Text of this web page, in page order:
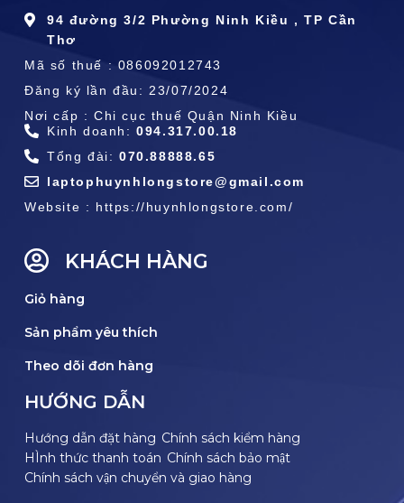
94 đường 3/2 Phường Ninh Kiều , TP Cần
Thơ
Mã số thuế : 086092012743
Đăng ký lần đầu: 23/07/2024
Nơi cấp : Chi cục thuế Quận Ninh Kiều
Kinh doanh:094.317.00.18
Tổng đài: 070.88888.65
laptophuynhlongstore@gmail.com
Website : https://huynhlongstore.com/
KHÁCH HÀNG
Giỏ hàng
Sản phẩm yêu thích
Theo dõi đơn hàng
HƯỚNG DẪN
Hướng dẫn đặt hàng Chính sách kiểm hàng
HÌnh thức thanh toán Chính sách bảo mật
Chính sách vận chuyển và giao hàng